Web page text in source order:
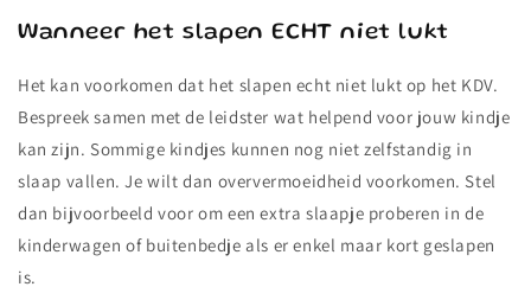
Wanneer het slapen ECHT niet lukt
Het kan voorkomen dat het slapen echt niet lukt op het KDV.
Bespreek samen met de leidster wat helpend voor jouw kindje
kan zijn. Sommige kindjes kunnen nog niet zelfstandig in
slaap vallen. Je wilt dan oververmoeidheid voorkomen. Stel
dan bijvoorbeeld voor om een extra slaapje proberen in de
kinderwagen of buitenbedje als er enkel maar kort geslapen
is.